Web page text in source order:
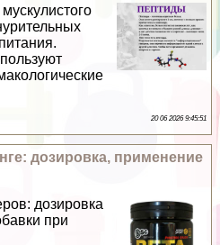
20 06 2026 9:45:51
дозировка, применение
дозировка
при